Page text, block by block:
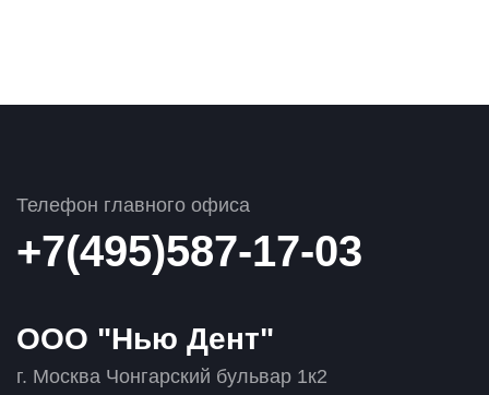
Телефон главного офиса
+7(495)587-17-03
OOO "Нью Дент"
г. Москва Чонгарский бульвар 1к2